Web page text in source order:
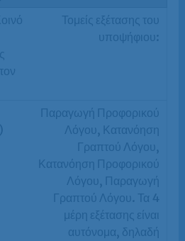
Τομείς εξέτασης του
υποψήφιου:
Παραγωγή Προφορικού
Λόγου, Κατανόηση
Γραπτού Λόγου,
Κατανόηση Προφορικού
Λόγου, Παραγωγή
Γραπτού Λόγου. Τα 4
μέρη εξέτασης είναι
αυτόνομα, δηλαδή